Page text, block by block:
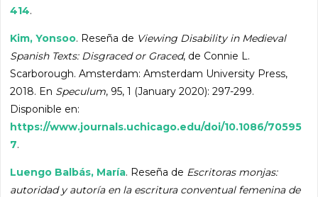
414.
Kim, Yonsoo. Reseña de Viewing Disability in Medieval
Spanish Texts: Disgraced or Graced, de Connie L.
Scarborough. Amsterdam: Amsterdam University Press,
2018. En Speculum, 95, 1 (January 2020): 297-299.
Disponible en:
https://www.journals.uchicago.edu/doi/10.1086/70595
7.
Luengo Balbás, María. Reseña de Escritoras monjas:
autoridad y autoría en la escritura conventual femenina de